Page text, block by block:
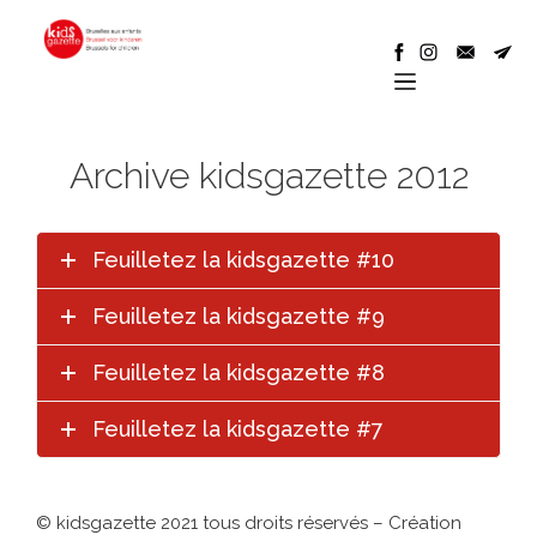
Archive kidsgazette 2012
Feuilletez la kidsgazette #10
Feuilletez la kidsgazette #9
Feuilletez la kidsgazette #8
Feuilletez la kidsgazette #7
© kidsgazette 2021 tous droits réservés – Création